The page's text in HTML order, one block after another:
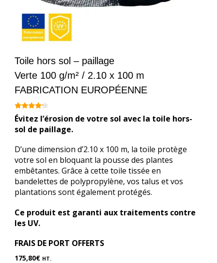
Toile hors sol – paillage
Verte 100 g/m² / 2.10 x 100 m
FABRICATION EUROPÉENNE
4.00
sur 5
Évitez l’érosion de votre sol avec la toile hors-
sol de paillage.
D’une dimension d’2.10 x 100 m, la toile protège
votre sol en bloquant la pousse des plantes
embêtantes. Grâce à cette toile tissée en
bandelettes de polypropylène, vos talus et vos
plantations sont également protégés.
Ce produit est garanti aux traitements contre
les UV.
FRAIS DE PORT OFFERTS
175,80€ HT.